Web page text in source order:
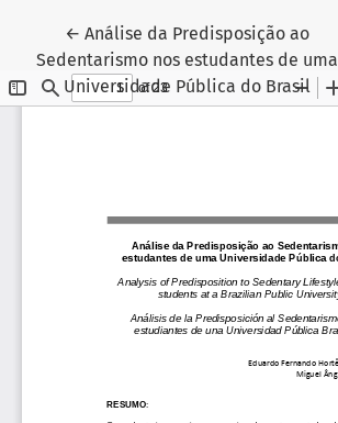
← Voltar aos Detalhes do Artigo
Análise da Predisposição ao
Sedentarismo nos estudantes de uma
Universidade Pública do Brasil